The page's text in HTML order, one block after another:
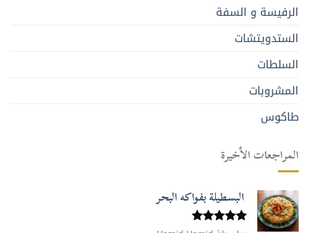
الرفيسة و السفة
الستدويتشات
السلطات
المشروبات
طاكوس
المراجعات الأخيرة
البسطيلة بفواكه البحر